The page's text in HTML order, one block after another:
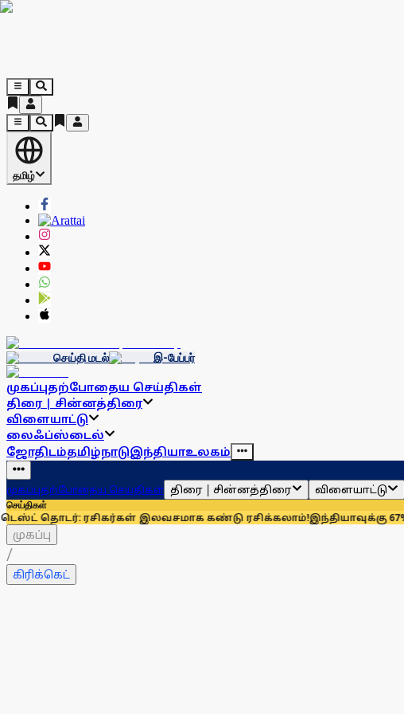
தமிழ்
செய்தி மடல் இ-பேப்பர்
முகப்புதற்போதைய செய்திகள்
திரை | சின்னத்திரை
விளையாட்டு
லைஃப்ஸ்டைல்
ஜோதிடம்தமிழ்நாடுஇந்தியாஉலகம்
முகப்புதற்போதைய செய்திகள் திரை | சின்னத்திரை விளையாட்டு
செய்திகள்
ரசிகர்கள் இலவசமாக கண்டு ரசிக்கலாம்! இந்தியாவுக்கு 67%
முகப்பு
/
கிரிக்கெட்